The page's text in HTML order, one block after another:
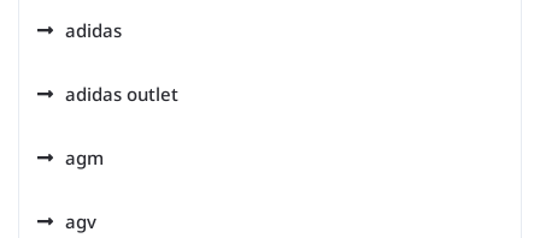
adidas
adidas outlet
agm
agv